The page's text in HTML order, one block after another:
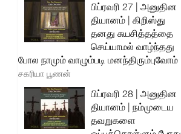
பிப்ரவரி 27 | அனுதின
தியானம் | கிறிஸ்து
தனது சுயசித்தத்தை
செய்யாமல் வாழ்ந்தது
போல நாமும் வாழும்படி மனந்திரும்புவோம்
சகரியா பூணன்
பிப்ரவரி 28 | அனுதின
தியானம் | நம்முடைய
தவறுகளை